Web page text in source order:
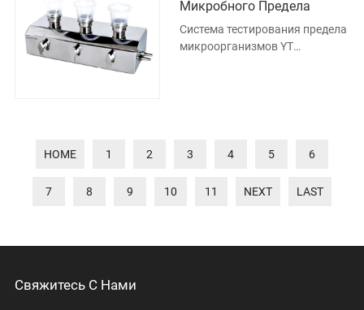
Микробного Предела
Система тестирования предела
микроорганизмов YT
HOME 1 2 3 4 5 6
7 8 9 10 11 NEXT LAST
Свяжитесь С Нами